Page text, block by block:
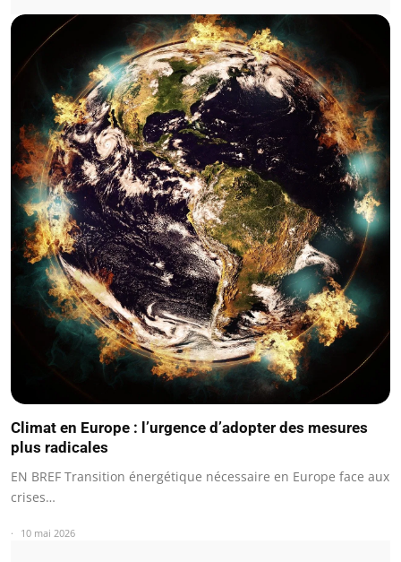
Climat en Europe : l’urgence d’adopter des mesures
plus radicales
EN BREF Transition énergétique nécessaire en Europe face aux
crises…
10 mai 2026